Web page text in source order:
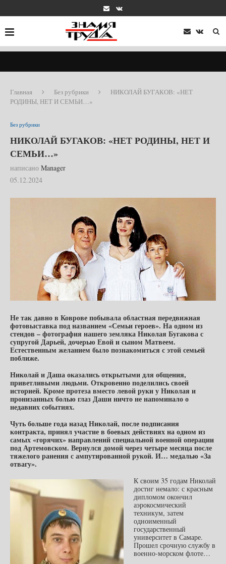
Главная Без рубрики
НИКОЛАЙ БУГАКОВ: «НЕТ
РОДИНЫ, НЕТ И СЕМЬИ…»
Без рубрики
НИКОЛАЙ БУГАКОВ: «НЕТ РОДИНЫ, НЕТ И
СЕМЬИ…»
написано Manager
05.12.2024
Не так давно в Коврове побывала областная передвижная
фотовыставка под названием «Семьи героев». На одном из
стендов – фотография нашего земляка Николая Бугакова с
супругой Дарьей, дочерью Евой и сыном Матвеем.
Естественным желанием было познакомиться с этой семьей
поближе.
Николай и Даша оказались открытыми для общения,
приветливыми людьми. Откровенно поделились своей
историей. Кроме протеза вместо левой руки у Николая и
пронизанных болью глаз Даши ничто не напоминало о
недавних событиях.
Чуть больше года назад Николай, после подписания
контракта, принял участие в боевых действиях на одном из
самых «горячих» направлений специальной военной операции
под Артемовском. Вернулся домой через четыре месяца после
тяжелого ранения с ампутированной рукой. И… медалью «За
отвагу».
К своим 35 годам Николай
достиг немало: с красным
дипломом окончил
аэрокосмический
техникум, затем
одноименный
государственный
университет в Самаре.
Прошел срочную службу в
военно-морском флоте…